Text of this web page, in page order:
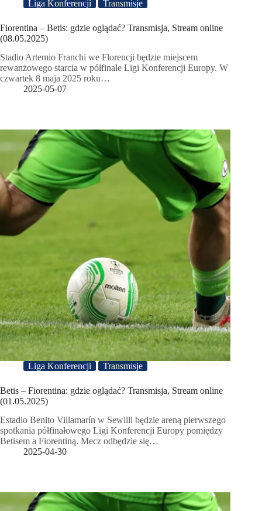
Liga Konferencji Transmisje
Fiorentina – Betis: gdzie oglądać? Transmisja, Stream online
(08.05.2025)
Stadio Artemio Franchi we Florencji będzie miejscem
rewanżowego starcia w półfinale Ligi Konferencji Europy. W
czwartek 8 maja 2025 roku…
2025-05-07
Liga Konferencji Transmisje
Betis – Fiorentina: gdzie oglądać? Transmisja, Stream online
(01.05.2025)
Estadio Benito Villamarín w Sewilli będzie areną pierwszego
spotkania półfinałowego Ligi Konferencji Europy pomiędzy
Betisem a Fiorentiną. Mecz odbędzie się…
2025-04-30